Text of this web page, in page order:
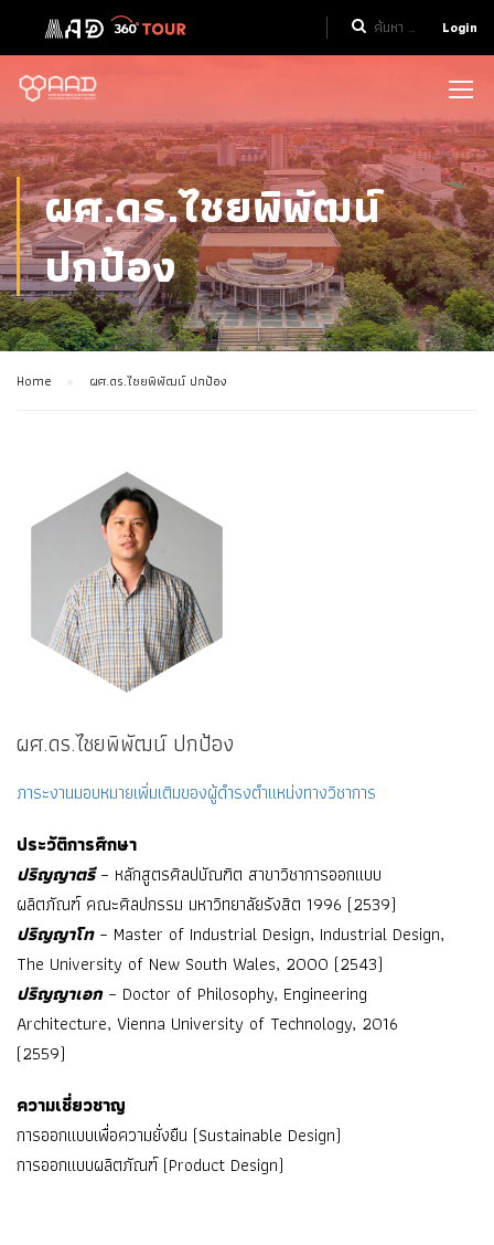
Login
ผศ.ดร.ไชยพิพัฒน์
ปกป้อง
Home ผศ.ดร.ไชยพิพัฒน์ ปกป้อง
ผศ.ดร.ไชยพิพัฒน์ ปกป้อง
ภาระงานมอบหมายเพิ่มเติมของผู้ดำรงตำแหน่งทางวิชาการ
ประวัติการศึกษา
ปริญญาตรี– หลักสูตรศิลปบัณฑิต สาขาวิชาการออกแบบ
ผลิตภัณฑ์ คณะศิลปกรรม มหาวิทยาลัยรังสิต 1996 (2539)
ปริญญาโท – Master of Industrial Design, Industrial Design,
The University of New South Wales, 2000 (2543)
ปริญญาเอก– Doctor of Philosophy, Engineering
Architecture, Vienna University of Technology, 2016
(2559)
ความเชี่ยวชาญ
การออกแบบเพื่อความยั่งยืน (Sustainable Design)
การออกแบบผลิตภัณฑ์ (Product Design)